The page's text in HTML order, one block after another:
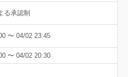
る承認制
〜 04/02 23:45
〜 04/02 20:30